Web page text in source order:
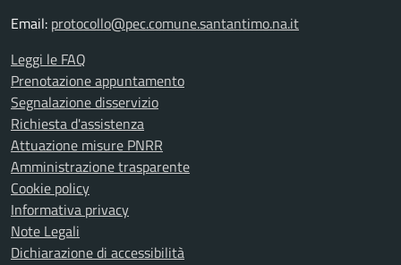
Email: protocollo@pec.comune.santantimo.na.it
Leggi le FAQ
Prenotazione appuntamento
Segnalazione disservizio
Richiesta d'assistenza
Attuazione misure PNRR
Amministrazione trasparente
Cookie policy
Informativa privacy
Note Legali
Dichiarazione di accessibilità